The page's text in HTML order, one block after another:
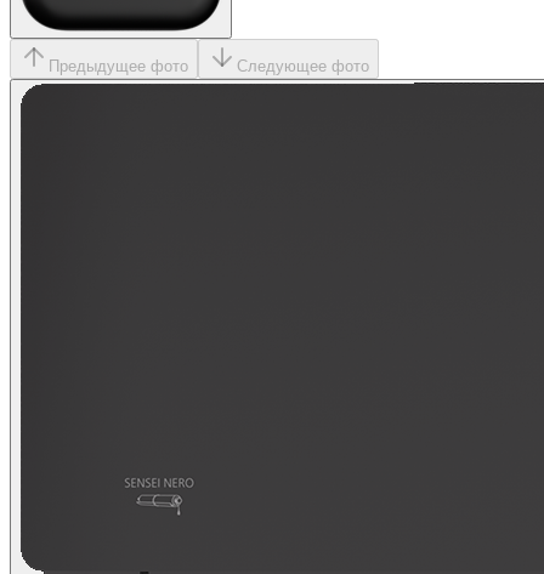
Предыдущее фото Следующее фото